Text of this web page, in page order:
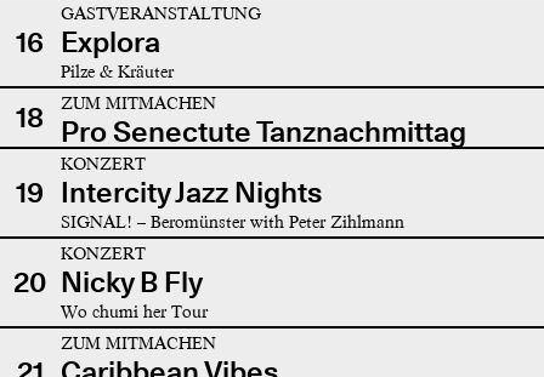
16
GASTVERANSTALTUNG
Explora
Pilze & Kräuter
18 ZUM MITMACHEN
Pro Senectute Tanznachmittag
19
KONZERT
Intercity Jazz Nights
SIGNAL! – Beromünster with Peter Zihlmann
20
KONZERT
Nicky B Fly
Wo chumi her Tour
ZUM MITMACHEN